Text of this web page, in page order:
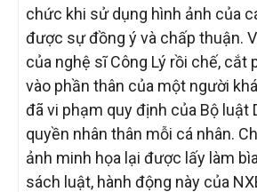
chức khi sử dụng hình ảnh của
được sự đồng ý và chấp thuận.
của nghệ sĩ Công Lý rồi chế, cắt
vào phần thân của một người
đã vi phạm quy định của Bộ luật
quyền nhân thân mỗi cá nhân.
ảnh minh họa lại được lấy làm
sách luật, hành động này của